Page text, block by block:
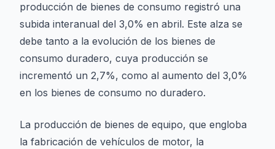
producción de bienes de consumo registró una
subida interanual del 3,0% en abril. Este alza se
debe tanto a la evolución de los bienes de
consumo duradero, cuya producción se
incrementó un 2,7%, como al aumento del 3,0%
en los bienes de consumo no duradero.
La producción de bienes de equipo, que engloba
la fabricación de vehículos de motor, la